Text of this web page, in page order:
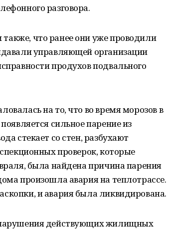
разговора.
что ранее они уже проводили
управляющей организации
продухов подвального
на то, что во время морозов в
сильное парение из
стекает со стен, разбухают
проверок, которые
была найдена причина парения
произошла авария на теплотрассе.
и авария была ликвидирована.
действующих жилищных